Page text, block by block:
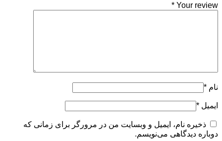
Your review
*
نام *
ایمیل *
ذخیره نام، ایمیل و وبسایت من در مرورگر برای زمانی که
دوباره دیدگاهی می‌نویسم.